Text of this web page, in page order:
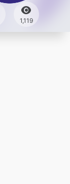
1,119